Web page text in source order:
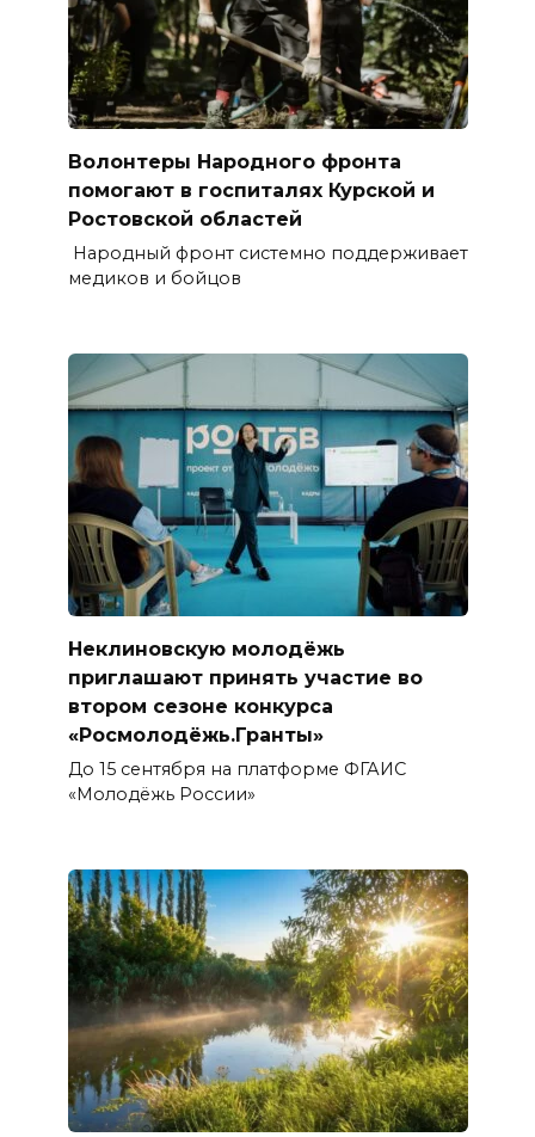
Волонтеры Народного фронта
помогают в госпиталях Курской и
Ростовской областей
Народный фронт системно поддерживает
медиков и бойцов
Неклиновскую молодёжь
приглашают принять участие во
втором сезоне конкурса
«Росмолодёжь.Гранты»
До 15 сентября на платформе ФГАИС
«Молодёжь России»